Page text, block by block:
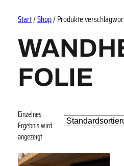
Start/Shop/ Produkte
FOLIE
Einzelnes
Ergebnis wird
angezeigt